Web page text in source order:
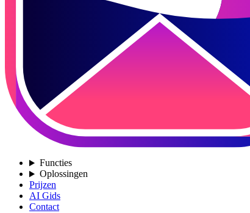
Functies
Oplossingen
Prijzen
AI Gids
Contact